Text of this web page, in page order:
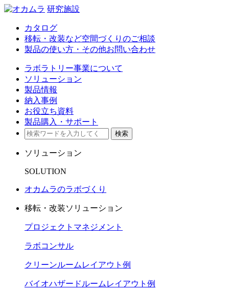
研究施設
カタログ
移転・改装など空間づくりのご相談
製品の使い方・その他お問い合わせ
ラボラトリー事業について
ソリューション
製品情報
納入事例
お役立ち資料
製品購入・サポート
検索
ソリューション
SOLUTION
オカムラのラボづくり
移転・改装ソリューション
プロジェクトマネジメント
ラボコンサル
クリーンルームレイアウト例
バイオハザードルームレイアウト例